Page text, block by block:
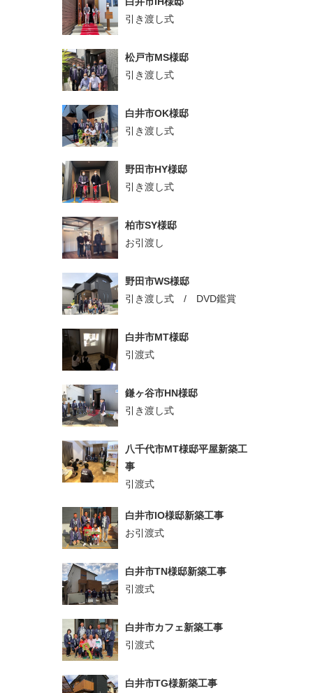
引き渡し式
松戸市MS様邸
引き渡し式
白井市OK様邸
引き渡し式
野田市HY様邸
引き渡し式
柏市SY様邸
お引渡し
野田市WS様邸
引き渡し式 / DVD鑑賞
白井市MT様邸
引渡式
鎌ヶ谷市HN様邸
引き渡し式
八千代市MT様邸平屋新築工
事
引渡式
白井市IO様邸新築工事
お引渡式
白井市TN様邸新築工事
引渡式
白井市カフェ新築工事
引渡式
白井市TG様新築工事